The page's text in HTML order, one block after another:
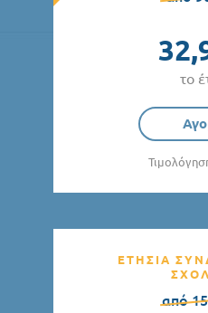
το
ΕΤΗΣΙΑ
από